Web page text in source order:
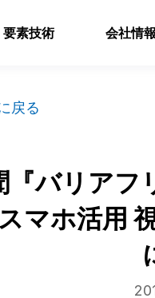
要素技術 会社情報
戻る
『バリアフ
マホ活用